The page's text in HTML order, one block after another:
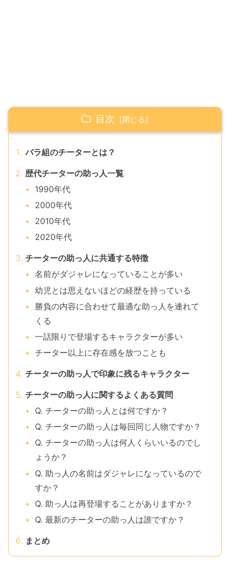
目次
バラ組のチーターとは？
歴代チーターの助っ人一覧
1990年代
2000年代
2010年代
2020年代
チーターの助っ人に共通する特徴
名前がダジャレになっていることが多い
幼児とは思えないほどの経歴を持っている
勝負の内容に合わせて最適な助っ人を連れて
くる
一話限りで登場するキャラクターが多い
チーター以上に存在感を放つことも
チーターの助っ人で印象に残るキャラクター
チーターの助っ人に関するよくある質問
Q. チーターの助っ人とは何ですか？
Q. チーターの助っ人は毎回同じ人物ですか？
Q. チーターの助っ人は何人くらいいるのでし
ょうか？
Q. 助っ人の名前はダジャレになっているので
すか？
Q. 助っ人は再登場することがありますか？
Q. 最新のチーターの助っ人は誰ですか？
まとめ